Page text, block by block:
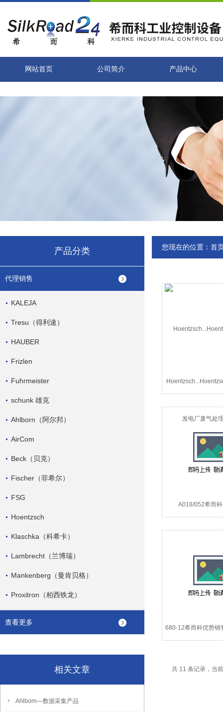
网站首页 公司简介 产品中心
产品分类
代理销售
KALEJA
Tresu（得利速）
HAUBER
Frizlen
Fuhrmeister
schunk 雄克
Ahlborn（阿尔邦）
AirCom
Beck（贝克）
Fischer（菲希尔）
FSG
Hoentzsch
Klaschka（科希卡）
Lambrecht（兰博瑞）
Mankenberg（曼肯贝格）
Proxitron（柏西铁龙）
查看更多
相关文章
Ahlborn―数据采集产品
您现在的位置： 首
电厂废气处理
A018/052希而
Hoentzsch品牌全
680-12希而科优势销
件Hoentzsch连接
共 11 条记录，当